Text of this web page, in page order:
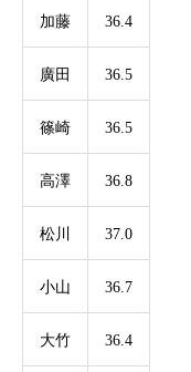
加藤 36.4
廣田 36.5
篠崎 36.5
高澤 36.8
松川 37.0
小山 36.7
大竹 36.4